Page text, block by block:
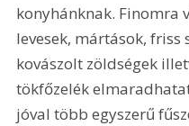
konyhánknak. Finomra
levesek, mártások,
kovászolt zöldségek
tökfőzelék
jóval több egyszerű